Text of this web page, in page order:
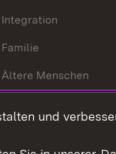
Integration
Familie
Ältere Menschen
Behinderungen
Bürgerengagement
und